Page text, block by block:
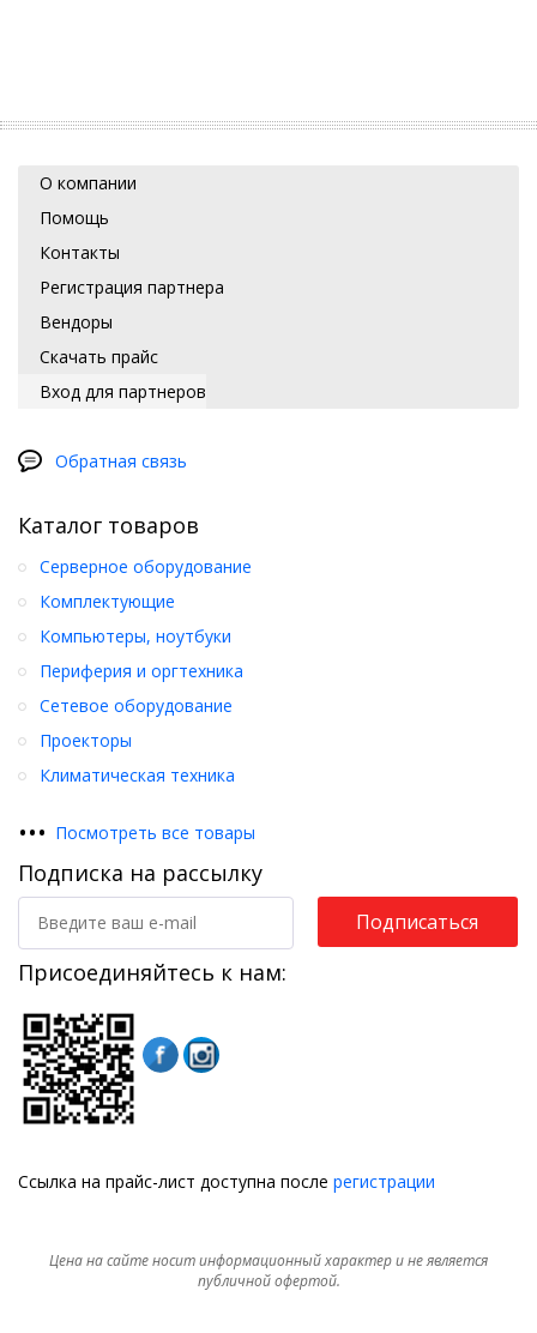
О компании
Помощь
Контакты
Регистрация партнера
Вендоры
Скачать прайс
Вход для партнеров
Обратная связь
Каталог товаров
Серверное оборудование
Комплектующие
Компьютеры, ноутбуки
Периферия и оргтехника
Сетевое оборудование
Проекторы
Климатическая техника
••• Посмотреть все товары
Подписка на рассылку
Подписаться
Присоединяйтесь к нам:
Ссылка на прайс-лист доступна после регистрации
Цена на сайте носит информационный характер и не является
публичной офертой.